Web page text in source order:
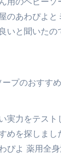
のあわぴよと
いと聞いたの
ープのおすす
実力をテスト
めを探しまし
ぴよ 薬用全